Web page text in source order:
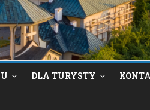
DLA TURYSTY